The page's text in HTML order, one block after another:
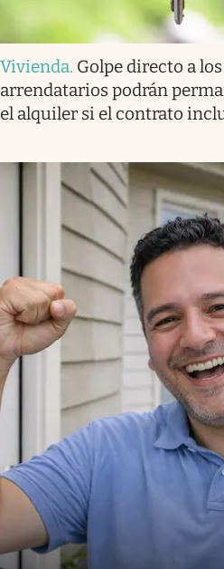
Vivienda. Golpe directo a
arrendatarios podrán
el alquiler si el contrato